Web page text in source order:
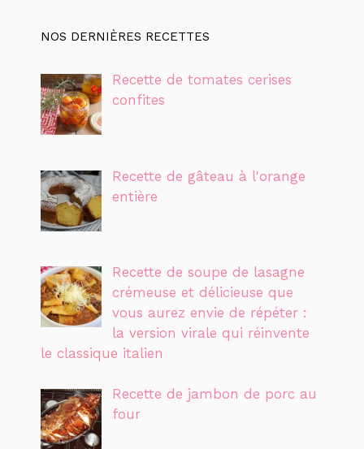
NOS DERNIÈRES RECETTES
Recette de tomates cerises
confites
Recette de gâteau à l'orange
entière
Recette de soupe de lasagne
crémeuse et délicieuse que
vous aurez envie de répéter :
la version virale qui réinvente
le classique italien
Recette de jambon de porc au
four